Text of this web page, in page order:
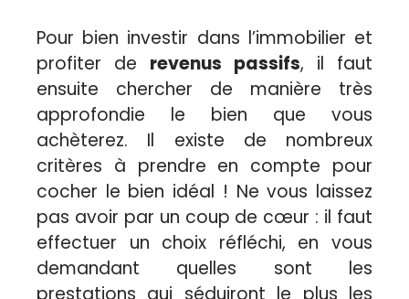
Pour bien investir dans l’immobilier et
profiter de revenus passifs, il faut
ensuite chercher de manière très
approfondie le bien que vous
achèterez. Il existe de nombreux
critères à prendre en compte pour
cocher le bien idéal ! Ne vous laissez
pas avoir par un coup de cœur : il faut
effectuer un choix réfléchi, en vous
demandant quelles sont les
prestations qui séduiront le plus les